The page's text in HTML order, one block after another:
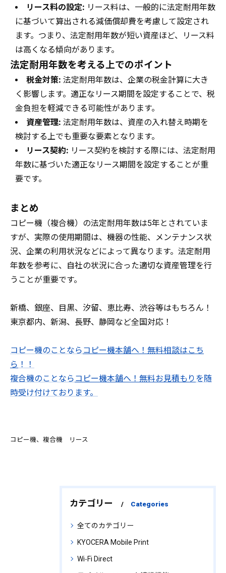
リース料の設定: リース料は、一般的に法定耐用年数
に基づいて算出される減価償却費を考慮して設定され
ます。つまり、法定耐用年数が短い資産ほど、リース料
は高くなる傾向があります。
法定耐用年数を考える上でのポイント
税金対策: 法定耐用年数は、企業の税金計算に大き
く影響します。適正なリース期間を設定することで、税
金負担を軽減できる可能性があります。
資産管理: 法定耐用年数は、資産の入れ替え時期を
検討する上でも重要な要素となります。
リース契約: リース契約を検討する際には、法定耐用
年数に基づいた適正なリース期間を設定することが重
要です。
まとめ
コピー機（複合機）の法定耐用年数は5年とされていま
すが、実際の使用期間は、機器の性能、メンテナンス状
況、企業の利用状況などによって異なります。法定耐用
年数を参考に、自社の状況に合った適切な資産管理を行
うことが重要です。
新橋、銀座、目黒、汐留、恵比寿、渋谷等はもちろん！
東京都内、新潟、長野、静岡など全国対応！
コピー機のことなら コピー機本舗へ！無料相談はこち
ら ！！
複合機のことなら コピー機本舗へ！無料お見積もり を随
時受け付けております。
コピー機、複合機 リース
カテゴリー Categories
全てのカテゴリー
KYOCERA Mobile Print
Wi‑Fi Direct